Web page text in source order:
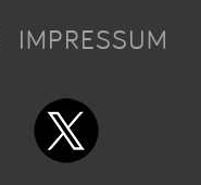
IMPRESSUM